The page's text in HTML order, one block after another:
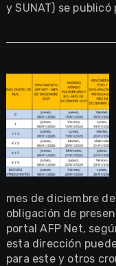
y SUNAT) se
mes de diciembre
obligación de
portal AFP Net,
esta dirección
para este y otros